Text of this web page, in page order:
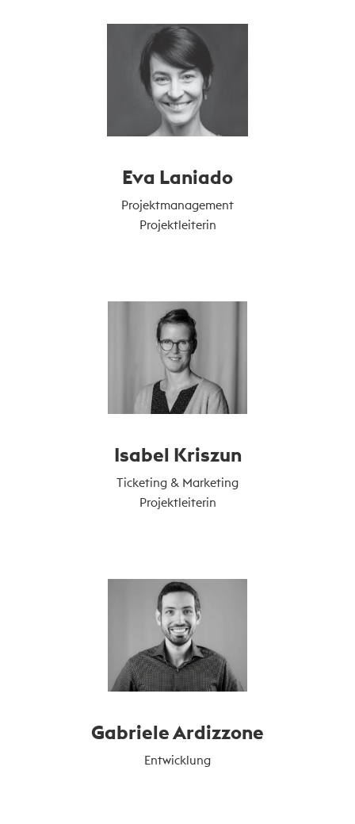
Eva Laniado
Projektmanagement
Projektleiterin
Isabel Kriszun
Ticketing & Marketing
Projektleiterin
Gabriele Ardizzone
Entwicklung